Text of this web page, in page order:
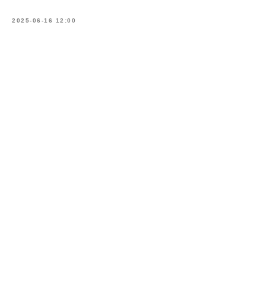
2025-06-16 12:00